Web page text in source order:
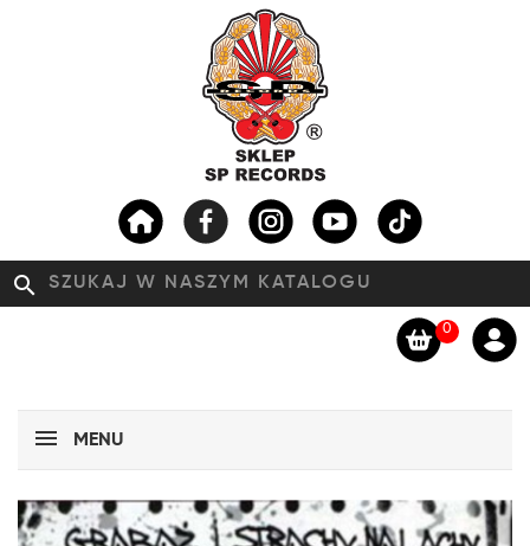
search
0
MENU